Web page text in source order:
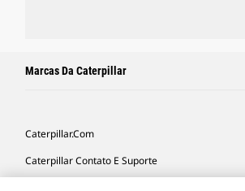
Marcas Da Caterpillar
Caterpillar.com
Caterpillar Contato E Suporte